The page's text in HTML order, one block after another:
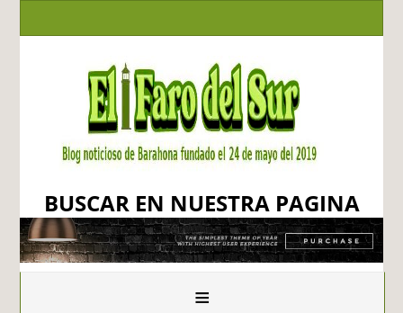
BUSCAR EN NUESTRA PAGINA
≡